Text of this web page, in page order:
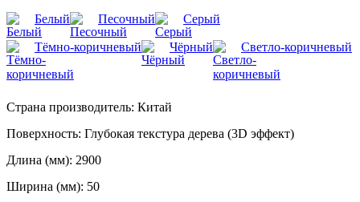
Белый Песочный Серый
Тёмно-коричневый Чёрный Светло-коричневый
Страна производитель: Китай
Поверхность: Глубокая текстура дерева (3D эффект)
Длина (мм): 2900
Ширина (мм): 50